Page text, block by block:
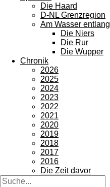
Die Haard
D-NL Grenzregion
Am Wasser entlang
Die Niers
Die Rur
Die Wupper
Chronik
2026
2025
2024
2023
2022
2021
2020
2019
2018
2017
2016
Die Zeit davor